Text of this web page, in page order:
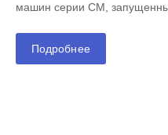
машин серии СM,
Подробнее